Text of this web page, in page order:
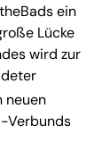
ein
Lücke
wird zur
neuen
Verbunds